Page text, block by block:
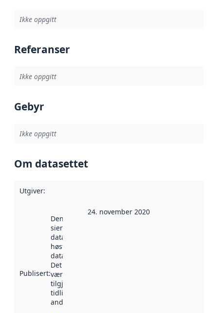
Ikke oppgitt
Referanser
Ikke oppgitt
Gebyr
Ikke oppgitt
Om datasettet
Utgiver:
Publisert:
Denne datoen
sier når
datasettet ble
høstet av
data.norge.no.
Det kan ha
vært
tilgjengelig
tidligere
andre steder.
24. november 2020